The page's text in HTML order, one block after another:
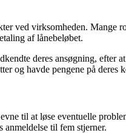
ved virksomheden. Mange
af lånebeløbet.
deres ansøgning, efter
og havde pengene på deres
til at løse eventuelle
til fem stjerner.